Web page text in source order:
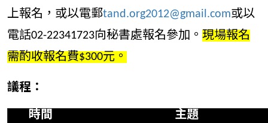
上報名，或以電郵tand.org2012@gmail.com或以
電話02-22341723向秘書處報名參加。 現場報名
需酌收報名費$300元。
議程：
時間
主題